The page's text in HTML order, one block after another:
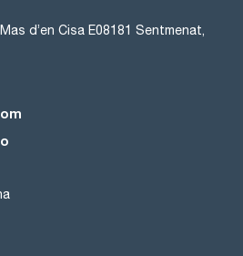
d’en Cisa E08181 Sentmenat,